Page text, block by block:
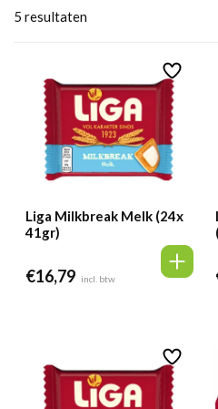
5 resultaten
Liga Milkbreak Melk (24x
41gr)
€16,79 incl. btw